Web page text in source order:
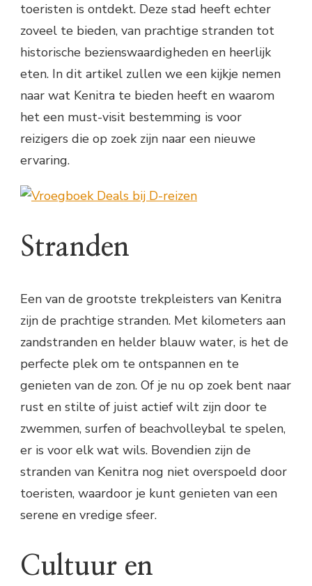
toeristen is ontdekt. Deze stad heeft echter
zoveel te bieden, van prachtige stranden tot
historische bezienswaardigheden en heerlijk
eten. In dit artikel zullen we een kijkje nemen
naar wat Kenitra te bieden heeft en waarom
het een must-visit bestemming is voor
reizigers die op zoek zijn naar een nieuwe
ervaring.
Stranden
Een van de grootste trekpleisters van Kenitra
zijn de prachtige stranden. Met kilometers aan
zandstranden en helder blauw water, is het de
perfecte plek om te ontspannen en te
genieten van de zon. Of je nu op zoek bent naar
rust en stilte of juist actief wilt zijn door te
zwemmen, surfen of beachvolleybal te spelen,
er is voor elk wat wils. Bovendien zijn de
stranden van Kenitra nog niet overspoeld door
toeristen, waardoor je kunt genieten van een
serene en vredige sfeer.
Cultuur en